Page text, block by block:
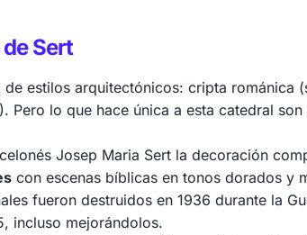
Sert
de estilos arquitectónicos: cripta románica
Pero lo que hace única a esta catedral son
Josep Maria Sert la decoración
con escenas bíblicas en tonos dorados y
fueron destruidos en 1936 durante la
incluso mejorándolos.